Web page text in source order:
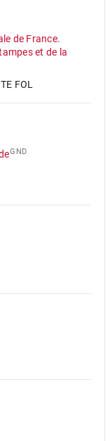
de France.
et de la
FOL
GND